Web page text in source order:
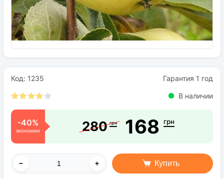
Удобрения
Средства защиты растений
Код: 1235 Гарантия 1 год
В наличии
-40%
экономия 280 грн 168 грн
Купить